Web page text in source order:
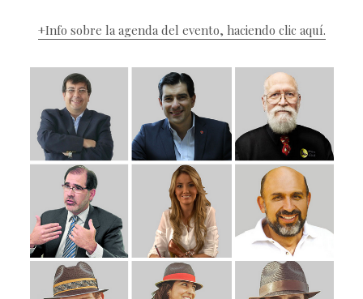
+Info sobre la agenda del evento, haciendo clic aquí.